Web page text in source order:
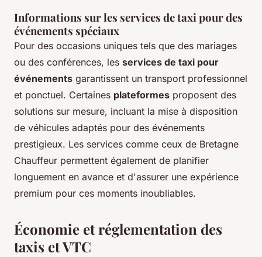
Informations sur les services de taxi pour des
événements spéciaux
Pour des occasions uniques tels que des mariages
ou des conférences, les services de taxi pour
événements garantissent un transport professionnel
et ponctuel. Certaines plateformes proposent des
solutions sur mesure, incluant la mise à disposition
de véhicules adaptés pour des événements
prestigieux. Les services comme ceux de Bretagne
Chauffeur permettent également de planifier
longuement en avance et d'assurer une expérience
premium pour ces moments inoubliables.
Économie et réglementation des
taxis et VTC